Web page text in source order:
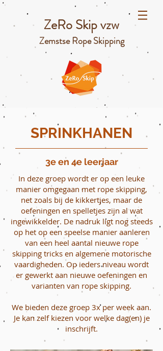
ZeRo Skip vzw
Zemstse Rope Skipping
SPRINKHANEN
3e en 4e leerjaar
In deze groep wordt er op een leuke
manier omgegaan met rope skipping,
net zoals bij de kikkertjes, maar de
oefeningen en spelletjes zijn al wat
ingewikkelder. De nadruk ligt nog steeds
op het op een speelse manier aanleren
van een heel aantal nieuwe rope
skipping tricks en algemene motorische
vaardigheden. Op ieders niveau wordt
er gewerkt aan nieuwe oefeningen en
varianten van rope skipping.
We bieden deze groep 3x per week aan.
Je kan zelf kiezen voor welke dag(en) je
inschrijft.